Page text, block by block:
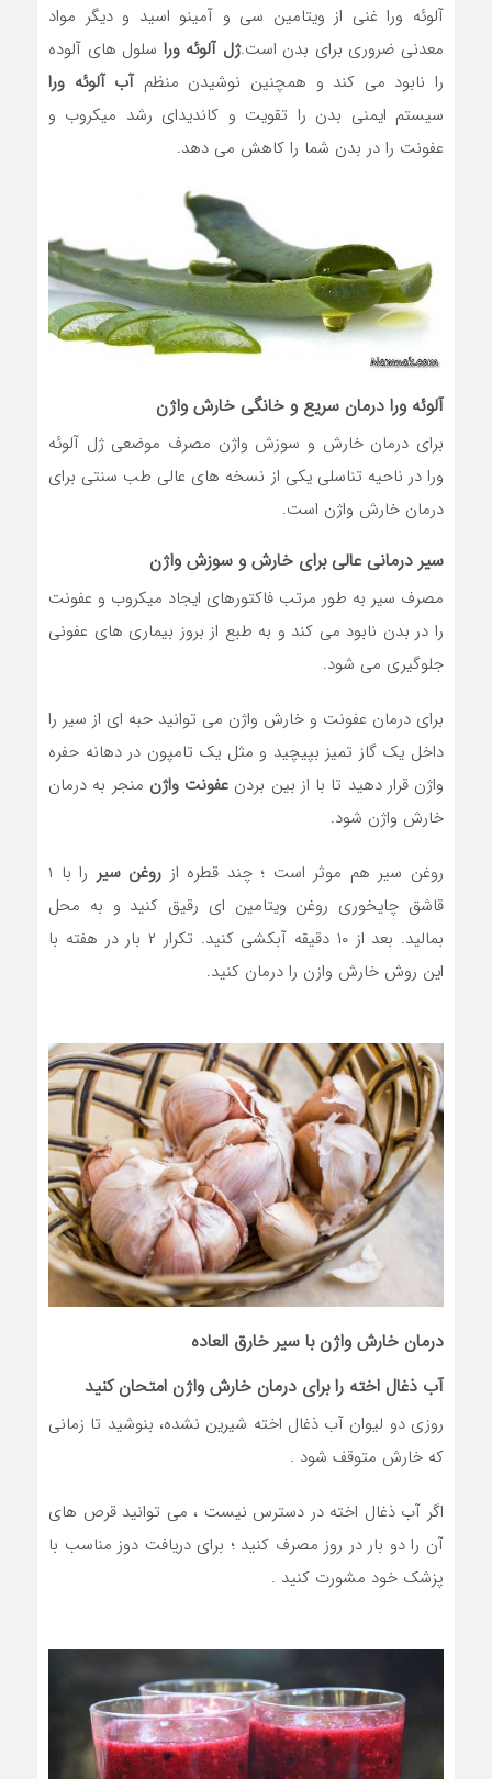
آلوئه ورا غنی از ویتامین سی و آمینو اسید و دیگر مواد
معدنی ضروری برای بدن است.ژل آلوئه ورا سلول های آلوده
را نابود می کند و همچنین نوشیدن منظم آب آلوئه ورا
سیستم ایمنی بدن را تقویت و کاندیدای رشد میکروب و
عفونت را در بدن شما را کاهش می دهد.
آلوئه ورا درمان سریع و خانگی خارش واژن
برای درمان خارش و سوزش واژن مصرف موضعی ژل آلوئه
ورا در ناحیه تناسلی یکی از نسخه های عالی طب سنتی برای
درمان خارش واژن است.
سیر درمانی عالی برای خارش و سوزش واژن
مصرف سیر به طور مرتب فاکتورهای ایجاد میکروب و عفونت
را در بدن نابود می کند و به طبع از بروز بیماری های عفونی
جلوگیری می شود.
برای درمان عفونت و خارش واژن می توانید حبه ای از سیر را
داخل یک گاز تمیز بپیچید و مثل یک تامپون در دهانه حفره
واژن قرار دهید تا با از بین بردن عفونت واژن منجر به درمان
خارش واژن شود.
روغن سیر هم موثر است ؛ چند قطره از روغن سیر
را با ۱
قاشق چایخوری روغن ویتامین ای رقیق کنید و به محل
بمالید. بعد از ۱۰ دقیقه آبکشی کنید. تکرار ۲ بار در هفته با
این روش خارش وازن را درمان کنید.
درمان خارش واژن با سیر خارق العاده
آب ذغال اخته را برای درمان خارش واژن امتحان کنید
روزی دو لیوان آب ذغال اخته شیرین نشده، بنوشید تا زمانی
که خارش متوقف شود .
اگر آب ذغال اخته در دسترس نیست ، می توانید قرص های
آن را دو بار در روز مصرف کنید ؛ برای دریافت دوز مناسب با
پزشک خود مشورت کنید .